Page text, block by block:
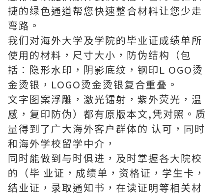
捷的绿色通道帮您快速整合材料让您少走
弯路。
我们对海外大学及学院的毕业证成绩单所
使用的材料，尺寸大小，防伪结构（包
括：隐形水印，阴影底纹，钢印L OGO烫
金烫银，LOGO烫金烫银复合重叠。
文字图案浮雕，激光镭射，紫外荧光，温
感，复印防伪）都有原版本文,凭对照。质
量得到了广大海外客户群体的 认可，同时
和海外学校留学中介，
同时能做到与时俱进，及时掌握各大院校
的（毕 业证，成绩单，资格证，学生卡，
结业证，录取通知书，在读证明等相关材